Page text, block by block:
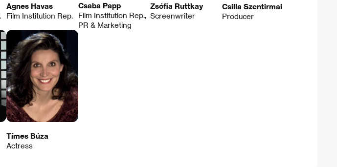
Agnes Havas
Film Institution Rep.
Csaba Papp
Film Institution Rep.,
PR & Marketing
Zsófia Ruttkay
Screenwriter
Csilla Szentirmai
Producer
Tímes Búza
Actress